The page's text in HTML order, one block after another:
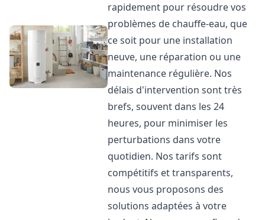
rapidement pour résoudre vos
problèmes de chauffe-eau, que
ce soit pour une installation
neuve, une réparation ou une
maintenance régulière. Nos
délais d'intervention sont très
brefs, souvent dans les 24
heures, pour minimiser les
perturbations dans votre
quotidien. Nos tarifs sont
compétitifs et transparents,
nous vous proposons des
solutions adaptées à votre